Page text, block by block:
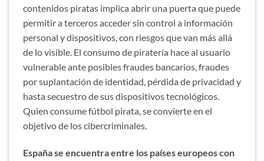
contenidos piratas implica abrir una puerta que puede
permitir a terceros acceder sin control a información
personal y dispositivos, con riesgos que van más allá
de lo visible. El consumo de piratería hace al usuario
vulnerable ante posibles fraudes bancarios, fraudes
por suplantación de identidad, pérdida de privacidad y
hasta secuestro de sus dispositivos tecnológicos.
Quien consume fútbol pirata, se convierte en el
objetivo de los cibercriminales.
España se encuentra entre los países europeos con